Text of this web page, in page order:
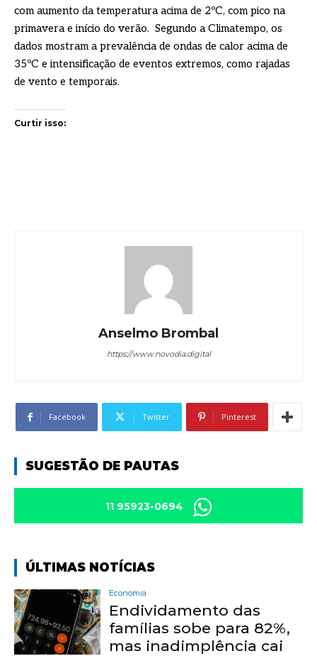
com aumento da temperatura acima de 2ºC, com pico na
primavera e início do verão. Segundo a Climatempo, os
dados mostram a prevalência de ondas de calor acima de
35ºC e intensificação de eventos extremos, como rajadas
de vento e temporais.
Curtir isso:
Anselmo Brombal
https://www.novodia.digital
Facebook Twitter Pinterest
SUGESTÃO DE PAUTAS
11 95923-0694
ÚLTIMAS NOTÍCIAS
Economia
Endividamento das
famílias sobe para 82%,
mas inadimplência cai